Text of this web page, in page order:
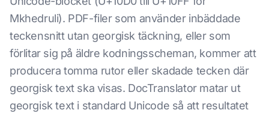
Mkhedruli). PDF-filer som använder inbäddade
teckensnitt utan georgisk täckning, eller som
förlitar sig på äldre kodningsscheman, kommer att
producera tomma rutor eller skadade tecken där
georgisk text ska visas. DocTranslator matar ut
georgisk text i standard Unicode så att resultatet